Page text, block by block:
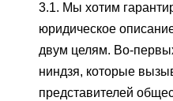
3.1. Мы хотим
юридическое
двум целям. Во-
ниндзя, которые
представителей